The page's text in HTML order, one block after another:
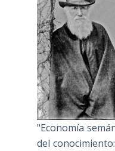
"Economía
del